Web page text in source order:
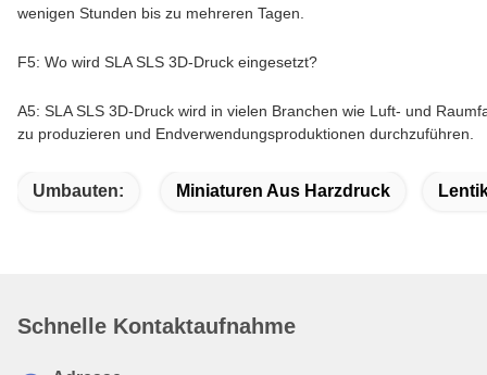
wenigen Stunden bis zu mehreren Tagen.
F5: Wo wird SLA SLS 3D-Druck eingesetzt?
A5: SLA SLS 3D-Druck wird in vielen Branchen wie Luft- und
zu produzieren und Endverwendungsproduktionen durchzuführen.
Umbauten: Miniaturen Aus Harzdruck
Schnelle Kontaktaufnahme